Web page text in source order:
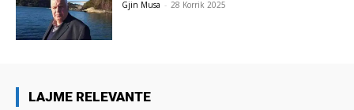
Gjin Musa - 28 Korrik 2025
LAJME RELEVANTE